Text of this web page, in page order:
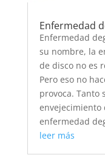
Enfermedad
Enfermedad
su nombre, la
de disco no es
Pero eso no
provoca. Tanto
envejecimiento
enfermedad
leer más